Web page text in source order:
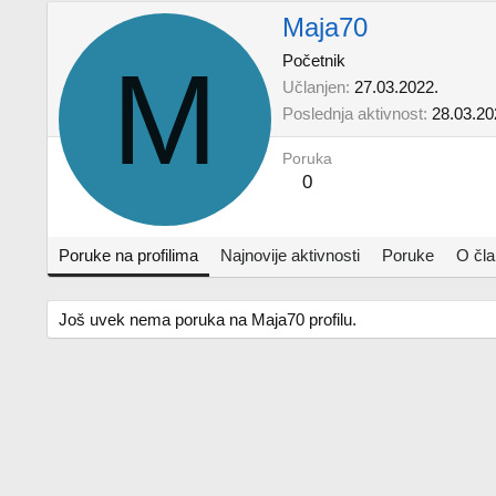
M
Maja70
Početnik
Učlanjen 27.03.2022.
Poslednja aktivnost
Poruka
0
Poruke na profilima Najnovije aktivnosti Poruke O
Još uvek nema poruka na Maja70 profilu.